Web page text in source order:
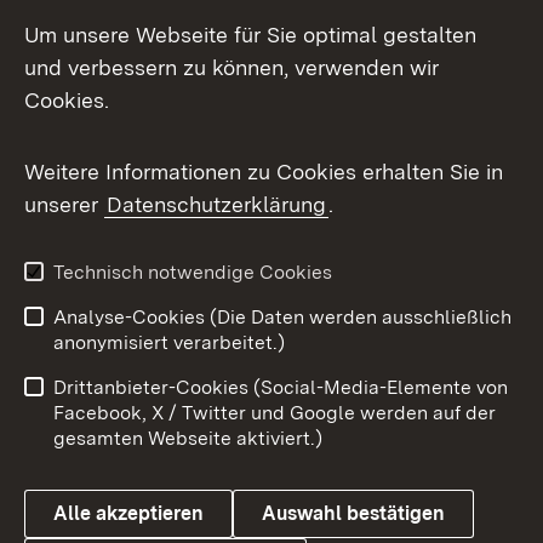
Facebook
X / Twitter
Youtube
Impressum
Kontakt
Barrierefreiheit
Datenschutz
Cookies
Um unsere Webseite für Sie optimal gestalten
und verbessern zu können, verwenden wir
Cookies.
Weitere Informationen zu Cookies erhalten Sie in
unserer Datenschutzerklärung.
Technisch notwendige Cookies
Analyse-Cookies (Die Daten werden ausschließlich
anonymisiert verarbeitet.)
Drittanbieter-Cookies (Social-Media-Elemente von
Facebook, X / Twitter und Google werden auf der
gesamten Webseite aktiviert.)
Alle akzeptieren Auswahl bestätigen